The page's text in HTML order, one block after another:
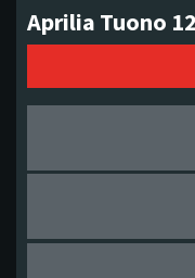
Aprilia Tuono